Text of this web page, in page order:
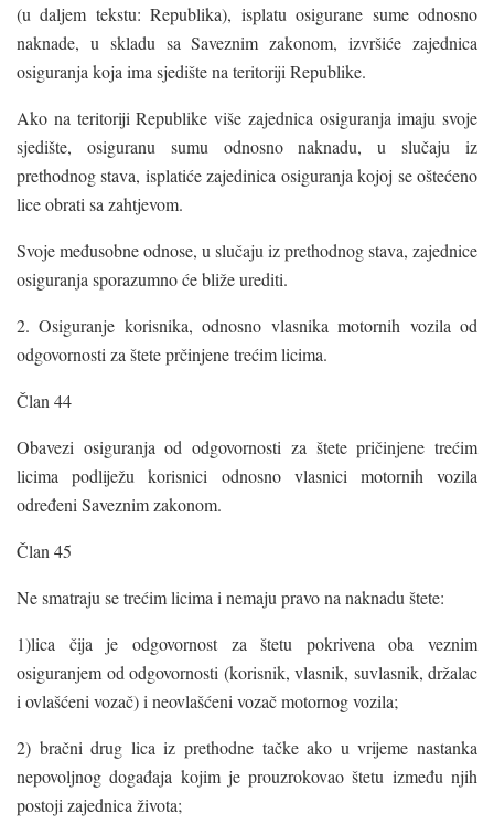
(u daljem tekstu: Republika), isplatu osigurane sume odnosno
naknade, u skladu sa Saveznim zakonom, izvršiće zajednica
osiguranja koja ima sjedište na teritoriji Republike.
Ako na teritoriji Republike više zajednica osiguranja imaju svoje
sjedište, osiguranu sumu odnosno naknadu, u slučaju iz
prethodnog stava, isplatiće zajedinica osiguranja kojoj se oštećeno
lice obrati sa zahtjevom.
Svoje međusobne odnose, u slučaju iz prethodnog stava, zajednice
osiguranja sporazumno će bliže urediti.
2. Osiguranje korisnika, odnosno vlasnika motornih vozila od
odgovornosti za štete prčinjene trećim licima.
Član 44
Obavezi osiguranja od odgovornosti za štete pričinjene trećim
licima podliježu korisnici odnosno vlasnici motornih vozila
određeni Saveznim zakonom.
Član 45
Ne smatraju se trećim licima i nemaju pravo na naknadu štete:
1)lica čija je odgovornost za štetu pokrivena oba veznim
osiguranjem od odgovornosti (korisnik, vlasnik, suvlasnik, držalac
i ovlašćeni vozač) i neovlašćeni vozač motornog vozila;
2) bračni drug lica iz prethodne tačke ako u vrijeme nastanka
nepovoljnog događaja kojim je prouzrokovao štetu između njih
postoji zajednica života;